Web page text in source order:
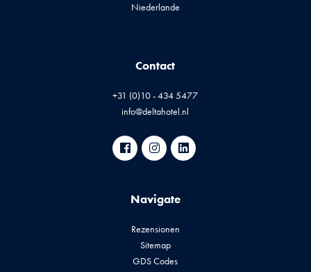
Niederlande
Contact
+31 (0)10 - 434 5477
info@deltahotel.nl
Navigate
Rezensionen
Sitemap
GDS Codes